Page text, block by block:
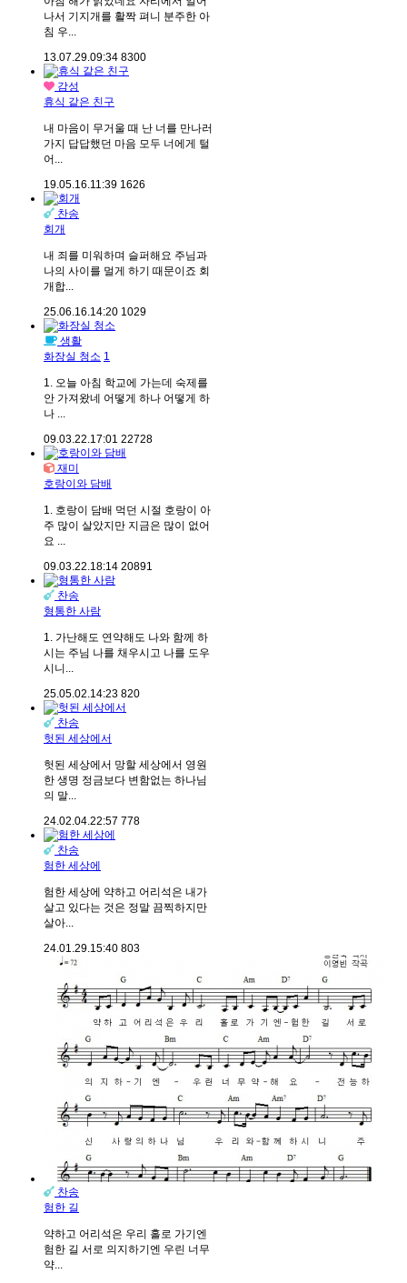
나서 기지개를 활짝 펴니 분주한 아
침 우...
13.07.29.09:34 8300
감성
휴식 같은 친구
내 마음이 무거울 때 난 너를 만나러
가지 답답했던 마음 모두 너에게 털
어...
19.05.16.11:39 1626
찬송
회개
내 죄를 미워하며 슬퍼해요 주님과
나의 사이를 멀게 하기 때문이죠 회
개합...
25.06.16.14:20 1029
생활
화장실 청소 1
1. 오늘 아침 학교에 가는데 숙제를
안 가져왔네 어떻게 하나 어떻게 하
나 ...
09.03.22.17:01 22728
재미
호랑이와 담배
1. 호랑이 담배 먹던 시절 호랑이 아
주 많이 살았지만 지금은 많이 없어
요 ...
09.03.22.18:14 20891
찬송
형통한 사람
1. 가난해도 연약해도 나와 함께 하
시는 주님 나를 채우시고 나를 도우
시니...
25.05.02.14:23 820
찬송
헛된 세상에서
헛된 세상에서 망할 세상에서 영원
한 생명 정금보다 변함없는 하나님
의 말...
24.02.04.22:57 778
찬송
험한 세상에
험한 세상에 약하고 어리석은 내가
살고 있다는 것은 정말 끔찍하지만
살아...
24.01.29.15:40 803
찬송
험한 길
약하고 어리석은 우리 홀로 가기엔
험한 길 서로 의지하기엔 우린 너무
약...